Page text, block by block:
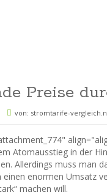
Preise
von: stromtarife-
Atomausstieg in der
Allerdings muss man
einen enormen Umsatz
machen will.